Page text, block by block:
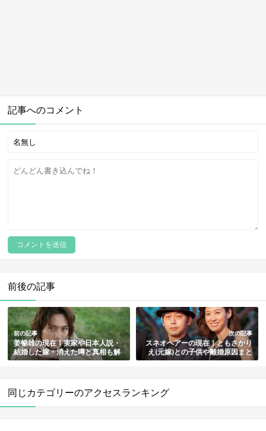
記事へのコメント
前後の記事
前の記事
姜暢雄の現在！実家や日本人説・
結婚した嫁・消えた噂と真相も解
説
次の記事
スネオヘアーの現在！ともさかり
え(元嫁)との子供や離婚原因まと
め
同じカテゴリーのアクセスランキング